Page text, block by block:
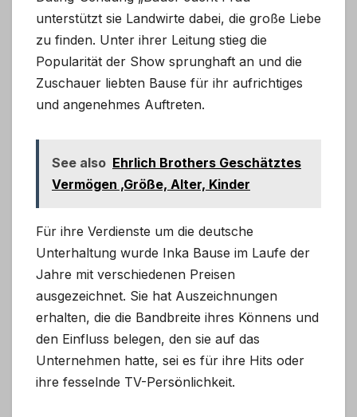
unterstützt sie Landwirte dabei, die große Liebe
zu finden. Unter ihrer Leitung stieg die
Popularität der Show sprunghaft an und die
Zuschauer liebten Bause für ihr aufrichtiges
und angenehmes Auftreten.
See also Ehrlich Brothers Geschätztes
Vermögen ,Größe, Alter, Kinder
Für ihre Verdienste um die deutsche
Unterhaltung wurde Inka Bause im Laufe der
Jahre mit verschiedenen Preisen
ausgezeichnet. Sie hat Auszeichnungen
erhalten, die die Bandbreite ihres Könnens und
den Einfluss belegen, den sie auf das
Unternehmen hatte, sei es für ihre Hits oder
ihre fesselnde TV-Persönlichkeit.